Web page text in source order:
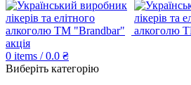
акція
0 items / 0.0 ₴
Виберіть категорію